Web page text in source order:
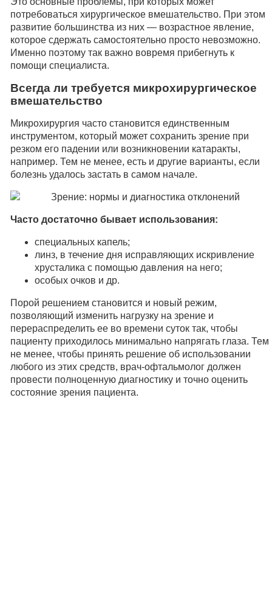
потребоваться хирургическое вмешательство. При этом
развитие большинства из них — возрастное явление,
которое сдержать самостоятельно просто невозможно.
Именно поэтому так важно вовремя прибегнуть к
помощи специалиста.
Всегда ли требуется микрохирургическое
вмешательство
Микрохирургия часто становится единственным
инструментом, который может сохранить зрение при
резком его падении или возникновении катаракты,
например. Тем не менее, есть и другие варианты, если
болезнь удалось застать в самом начале.
Часто достаточно бывает использования:
специальных капель;
линз, в течение дня исправляющих искривление
хрусталика с помощью давления на него;
особых очков и др.
Порой решением становится и новый режим,
позволяющий изменить нагрузку на зрение и
перераспределить ее во времени суток так, чтобы
пациенту приходилось минимально напрягать глаза. Тем
не менее, чтобы принять решение об использовании
любого из этих средств, врач-офтальмолог должен
провести полноценную диагностику и точно оценить
состояние зрения пациента.